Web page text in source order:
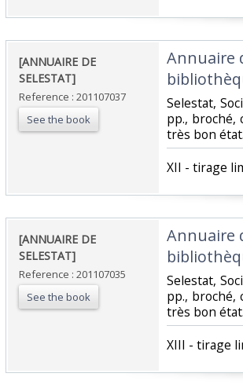
‎[ANNUAIRE DE
SELESTAT]‎
Reference : 201107037
See the book
‎Annuaire
‎Selestat,
pp., broché,
très bon état.‎
‎XII - tirage
‎[ANNUAIRE DE
SELESTAT]‎
Reference : 201107035
See the book
‎Annuaire
‎Selestat,
pp., broché,
très bon état.‎
‎XIII - tirage